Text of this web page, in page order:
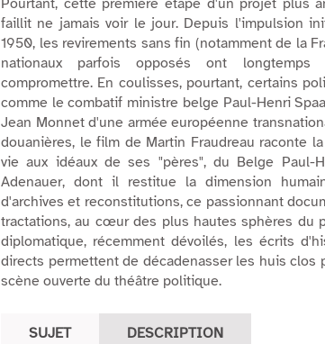
Pourtant, cette première étape d'un projet plus
faillit ne jamais voir le jour. Depuis l'impulsion
1950, les revirements sans fin (notamment de la
nationaux parfois opposés ont longtemps
compromettre. En coulisses, pourtant, certains
comme le combatif ministre belge Paul-Henri
Jean Monnet d'une armée européenne
douanières, le film de Martin Fraudreau raconte
vie aux idéaux de ses "pères", du Belge Paul-
Adenauer, dont il restitue la dimension
d'archives et reconstitutions, ce passionnant
tractations, au cœur des plus hautes sphères du
diplomatique, récemment dévoilés, les écrits
directs permettent de décadenasser les huis clos
scène ouverte du théâtre politique.
SUJET DESCRIPTION